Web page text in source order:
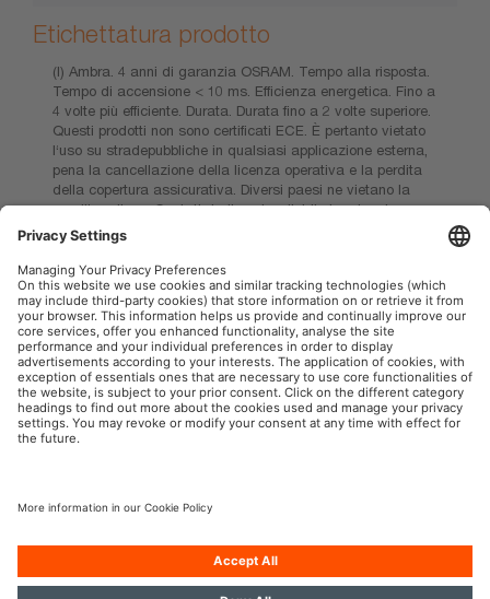
Etichettatura prodotto
(I) Ambra. 4 anni di garanzia OSRAM. Tempo alla risposta.
Tempo di accensione < 10 ms. Efficienza energetica. Fino a
4 volte più efficiente. Durata. Durata fino a 2 volte superiore.
Questi prodotti non sono certificati ECE. È pertanto vietato
l‘uso su stradepubbliche in qualsiasi applicazione esterna,
pena la cancellazione della licenza operativa e la perdita
della copertura assicurativa. Diversi paesi ne vietano la
vendita e l’uso. Contattate il vostro distributore locale per
informazioni sulla disponibilità nel vostro paese.
Sostituzione del prodotto difettoso in caso di utilizzo non
professionale.
OSRAM Automotive nei Social